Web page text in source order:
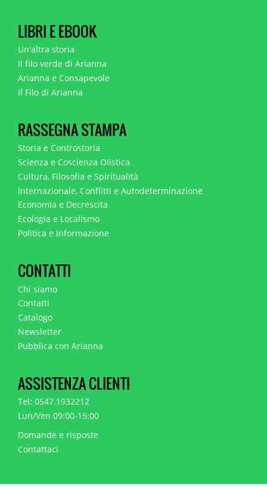
LIBRI E EBOOK
Un'altra storia
Il filo verde di Arianna
Arianna e Consapevole
Il Filo di Arianna
RASSEGNA STAMPA
Storia e Controstoria
Scienza e Coscienza Olistica
Cultura, Filosofia e Spiritualità
Internazionale, Conflitti e Autodeterminazione
Economia e Decrescita
Ecologia e Localismo
Politica e Informazione
CONTATTI
Chi siamo
Contatti
Catalogo
Newsletter
Pubblica con Arianna
ASSISTENZA CLIENTI
Tel: 0547.1932212
Lun/Ven 09:00-15:00
Domande e risposte
Contattaci